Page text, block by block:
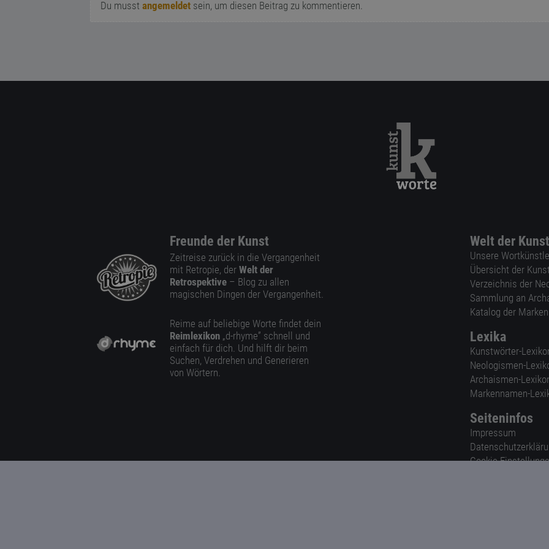
Du musst angemeldet sein, um diesen Beitrag zu kommentieren.
Freunde der Kunst
Zeitreise zurück in die Vergangenheit
mit Retropie, der Welt der
Retrospektive – Blog zu allen
magischen Dingen der Vergangenheit.
Reime auf beliebige Worte findet dein
Reimlexikon „d-rhyme” schnell und
einfach für dich. Und hilft dir beim
Suchen, Verdrehen und Generieren
von Wörtern.
Welt der
Unsere
Übersicht der
Verzeichnis der
Sammlung an
Katalog der
Lexika
Kunstwörter-
Neologismen-
Archaismen-
Markennamen-
Seiteninfos
Impressum
Cookie-